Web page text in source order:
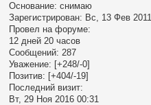
Основание: снимаю
Зарегистрирован: Вс, 13 Фев 2011
Провел на форуме:
12 дней 20 часов
Сообщений: 287
Уважение: [+248/-0]
Позитив: [+404/-19]
Последний визит:
Вт, 29 Ноя 2016 00:31